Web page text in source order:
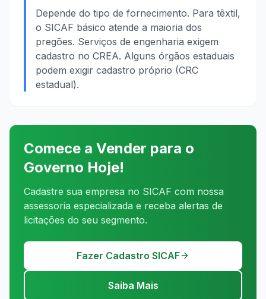
Depende do tipo de fornecimento. Para têxtil,
o SICAF básico atende a maioria dos
pregões. Serviços de engenharia exigem
cadastro no CREA. Alguns órgãos estaduais
podem exigir cadastro próprio (CRC
estadual).
Comece a Vender para o
Governo Hoje!
Cadastre sua empresa no SICAF com nossa
assessoria especializada e receba alertas de
licitações do seu segmento.
Fazer Cadastro SICAF
Saiba Mais